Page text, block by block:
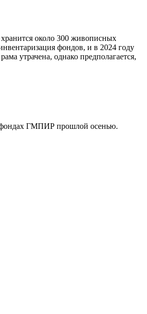
около 300 живописных
фондов, и в 2024 году
утрачена, однако предполагается,
фондах ГМПИР прошлой осенью.